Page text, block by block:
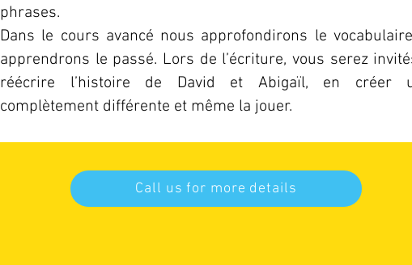
phrases.
Dans le cours avancé nous approfondirons le
apprendrons le passé. Lors de l’écriture, vous serez
réécrire l’histoire de David et Abigaïl, en créer
complètement différente et même la jouer.
Call us for more details